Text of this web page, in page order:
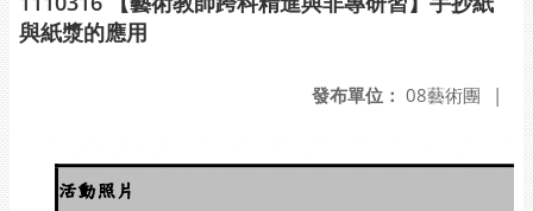
與紙漿的應用
發布單位： 08藝術團 |